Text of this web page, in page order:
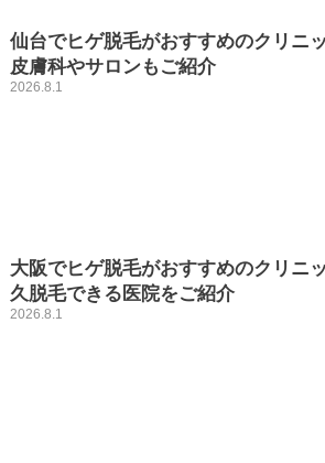
仙台でヒゲ脱毛がおすすめのクリニ
皮膚科やサロンもご紹介
2026.8.1
大阪でヒゲ脱毛がおすすめのクリニ
久脱毛できる医院をご紹介
2026.8.1